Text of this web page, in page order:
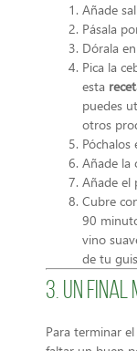
Añade
Pásala
Dórala
Pica la
esta
puedes
otros
Póchalos
Añade la
Añade el
Cubre
90
vino
de tu
3. Un final
Para terminar